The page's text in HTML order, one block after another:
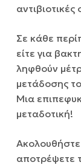
Σε κάθε
είτε για
ληφθούν
μετάδοσης
Μια
μεταδοτική!
Ακολουθήστε
αποτρέψετε